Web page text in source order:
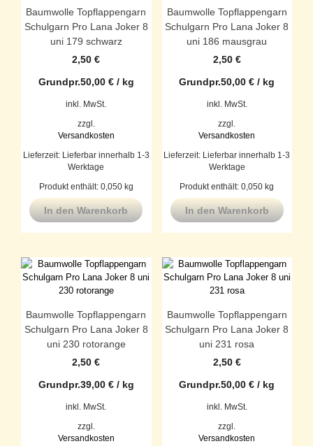
Baumwolle Topflappengarn
Schulgarn Pro Lana Joker 8
uni 179 schwarz
2,50€
Grundpr.50,00 €/ kg
inkl. MwSt.
zzgl.
Versandkosten
Lieferzeit: Lieferbar innerhalb 1-3
Werktage
Produkt enthält: 0,050 kg
In den Warenkorb
Baumwolle Topflappengarn
Schulgarn Pro Lana Joker 8
uni 186 mausgrau
2,50 €
Grundpr.50,00€ / kg
inkl. MwSt.
zzgl.
Versandkosten
Lieferzeit: Lieferbar innerhalb 1-3
Werktage
Produkt enthält: 0,050 kg
In den Warenkorb
Baumwolle Topflappengarn
Schulgarn Pro Lana Joker 8
uni 230 rotorange
2,50€
Grundpr.39,00 €/ kg
inkl. MwSt.
zzgl.
Versandkosten
Baumwolle Topflappengarn
Schulgarn Pro Lana Joker 8
uni 231 rosa
2,50 €
Grundpr.50,00€ / kg
inkl. MwSt.
zzgl.
Versandkosten